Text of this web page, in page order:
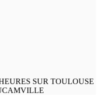
SUR TOULOUSE